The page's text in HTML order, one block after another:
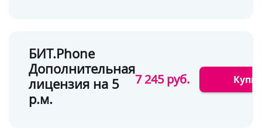
БИТ.Phone
Дополнительная
лицензия на 5
р.м.
7 245 руб.